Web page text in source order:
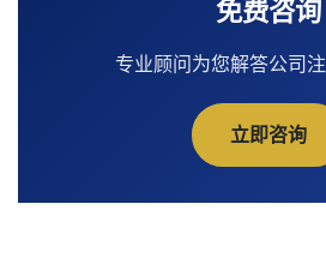
免费咨询
专业顾问为您解答公司
立即咨询